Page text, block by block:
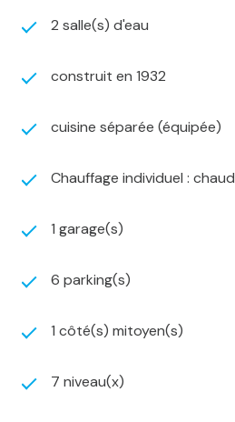
Terrasse d'environ 36 m²
Stationnement privatif pour 3 à
Combles aménageables
Secteur calme et recherché
afin de révéler tout le potentiel
Chauffage individuel au gaz.
organiser une visite, contactez
2 salle(s) d'eau
construit en 1932
cuisine séparée (équipée)
Chauffage individuel :
1 garage(s)
6 parking(s)
1 côté(s) mitoyen(s)
7 niveau(x)